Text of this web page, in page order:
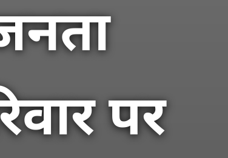
पर